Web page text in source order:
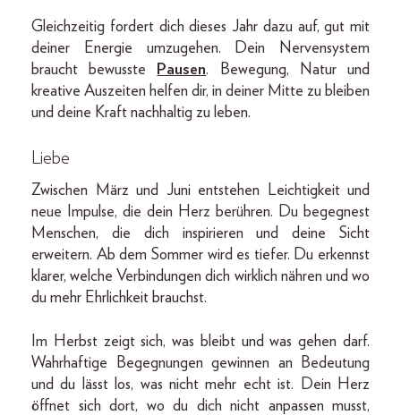
Gleichzeitig fordert dich dieses Jahr dazu auf, gut mit
deiner Energie umzugehen. Dein Nervensystem
braucht bewusste
Pausen. Bewegung, Natur und
kreative Auszeiten helfen dir, in deiner Mitte zu bleiben
und deine Kraft nachhaltig zu leben.
Liebe
Zwischen März und Juni entstehen Leichtigkeit und
neue Impulse, die dein Herz berühren. Du begegnest
Menschen, die dich inspirieren und deine Sicht
erweitern. Ab dem Sommer wird es tiefer. Du erkennst
klarer, welche Verbindungen dich wirklich nähren und wo
du mehr Ehrlichkeit brauchst.
Im Herbst zeigt sich, was bleibt und was gehen darf.
Wahrhaftige Begegnungen gewinnen an Bedeutung
und du lässt los, was nicht mehr echt ist. Dein Herz
öffnet sich dort, wo du dich nicht anpassen musst,